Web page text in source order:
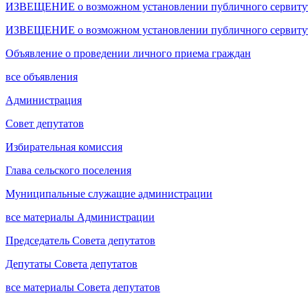
ИЗВЕЩЕНИЕ о возможном установлении публичного
ИЗВЕЩЕНИЕ о возможном установлении публичного
Объявление о проведении личного приема граждан
все объявления
Администрация
Совет депутатов
Избирательная комиссия
Глава сельского поселения
Муниципальные служащие администрации
все материалы Администрации
Председатель Совета депутатов
Депутаты Совета депутатов
все материалы Совета депутатов